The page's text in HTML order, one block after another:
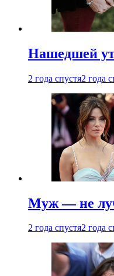
Нашедшей
2 года спустя2 года
Муж — не
2 года спустя2 года